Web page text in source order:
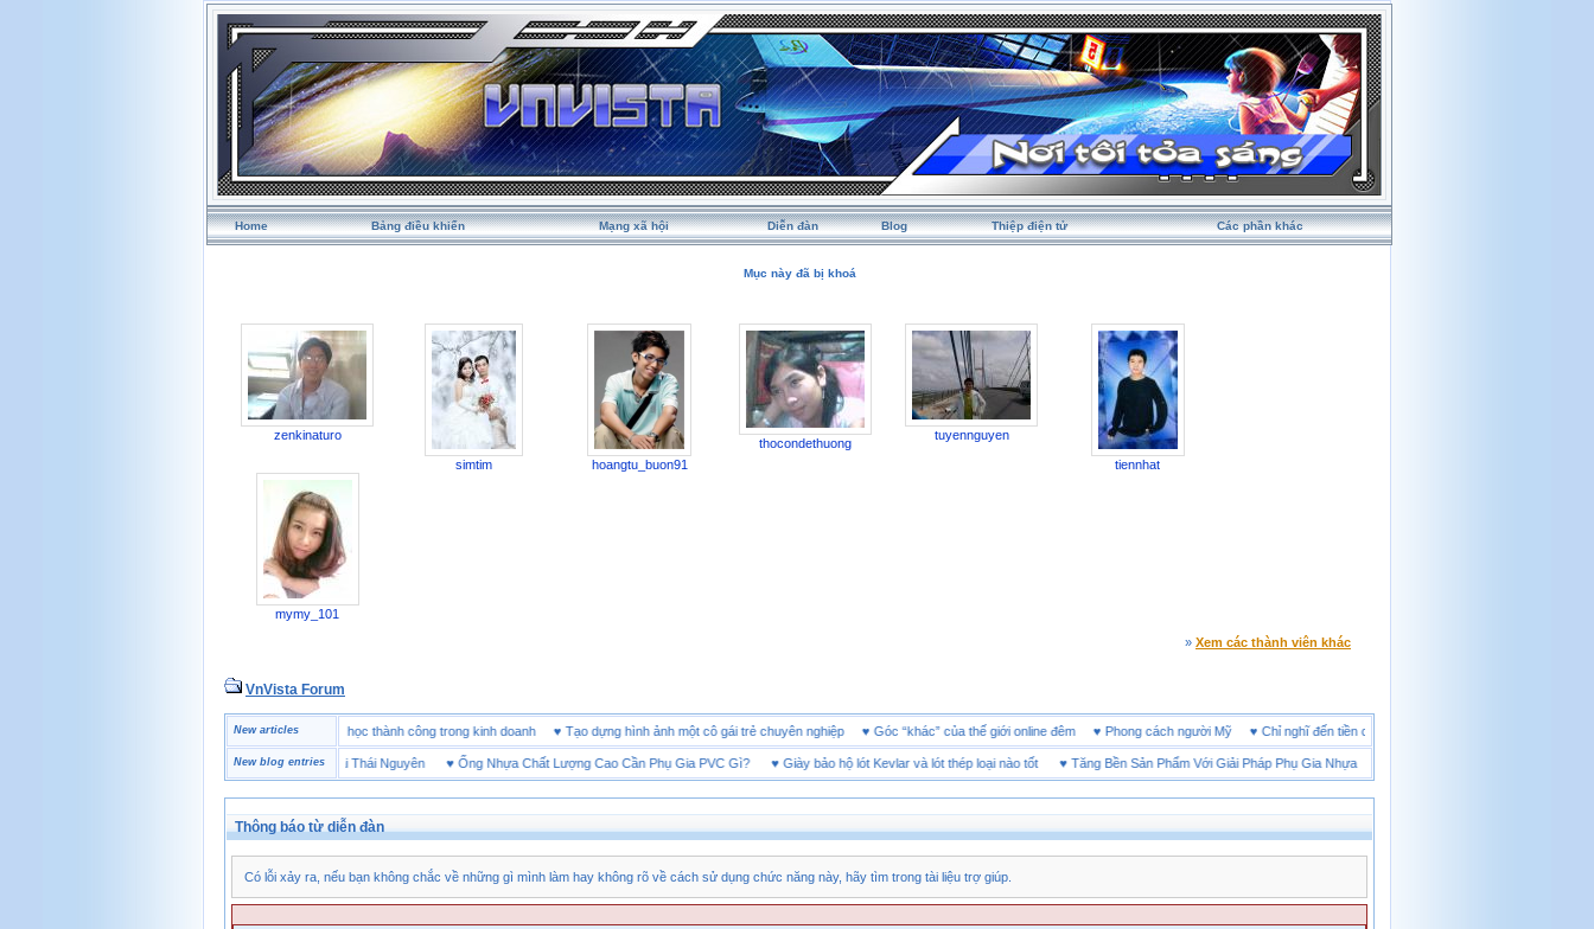
Home Bảng điều khiển Mạng xã hội Diễn đàn Blog Thiệp điện tử Các phần khác
Mục này đã bị khoá
zenkinaturo
simtim hoangtu_buon91
thocondethuong
tuyennguyen
tiennhat
mymy_101
» Xem các thành viên khác
VnVista Forum
New articles
Một số câu hỏi phỏng vấn “đặc biệt” của Microsoft 4 bài học thành công trong kinh doanh ♥Tạo dựng hình ảnh một cô gái trẻ chuyên nghiệp ♥ Góc “khác” của thế giới online đêm ♥Phong cách người Mỹ ♥Chỉ nghĩ đến tiền cũng làm người ta ích kỷ
New blog entries
Thị trường giày bảo hộ tại Thái Nguyên♥ Ống Nhựa Chất Lượng Cao Cần Phụ Gia PVC Gì?♥ Giày bảo hộ lót Kevlar và lót thép loại nào tốt♥ Tăng Bền Sản Phẩm Với Giải Pháp Phụ Gia Nhựa♥
Thông báo từ diễn đàn
Có lỗi xảy ra, nếu bạn không chắc về những gì mình làm hay không rõ về cách sử dụng chức năng này, hãy tìm trong tài liệu trợ giúp.